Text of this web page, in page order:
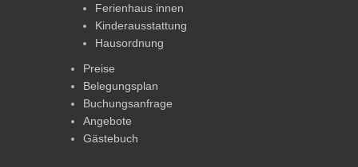
Ferienhaus innen
Kinderausstattung
Hausordnung
Preise
Belegungsplan
Buchungsanfrage
Angebote
Gästebuch